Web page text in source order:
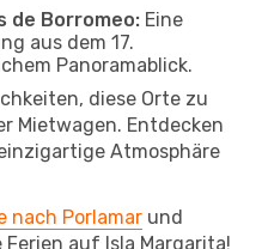
de Borromeo: Eine
aus dem 17.
Panoramablick.
diese Orte zu
Mietwagen. Entdecken
Atmosphäre
nach Porlamar und
auf Isla Margarita!